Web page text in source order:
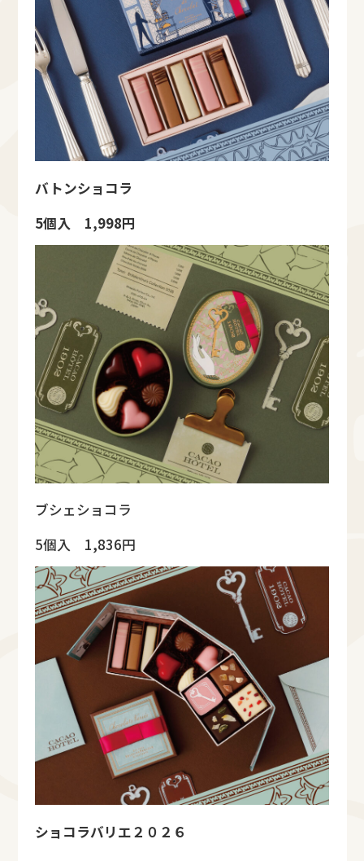
バトンショコラ
5個入 1,998円
ブシェショコラ
5個入 1,836円
ショコラバリエ２０２６